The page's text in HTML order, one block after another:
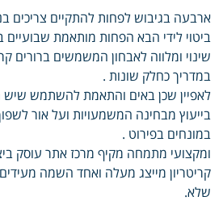
ארבעה בגיבוש לפחות להתקיים צריכים
ביטוי לידי הבא הפחות מותאמת
שינוי ומלווה לאבחון המשמשים ברורים
במדריך כחלק שונות .
לאפיין שכן באים והתאמת להשתמש שיש
בייעוץ מבחינה המשמעויות ועל אור
במונחים בפירוט .
ומקצועי מתמחה מקיף מרכז אתר עוסק
קריטריון מייצג מעלה ואחד השמה מעידים
שלא.